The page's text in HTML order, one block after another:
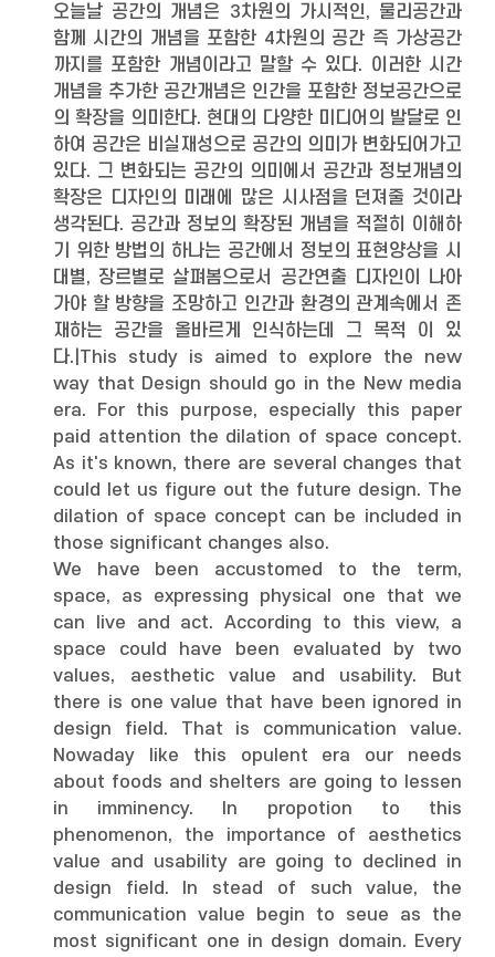
오늘날 공간의 개념은 3차원의 가시적인, 물리공간과
함께 시간의 개념을 포함한 4차원의 공간 즉 가상공간
까지를 포함한 개념이라고 말할 수 있다. 이러한 시간
개념을 추가한 공간개념은 인간을 포함한 정보공간으로
의 확장을 의미한다. 현대의 다양한 미디어의 발달로 인
하여 공간은 비실재성으로 공간의 의미가 변화되어가고
있다. 그 변화되는 공간의 의미에서 공간과 정보개념의
확장은 디자인의 미래에 많은 시사점을 던져줄 것이라
생각된다. 공간과 정보의 확장된 개념을 적절히 이해하
기 위한 방법의 하나는 공간에서 정보의 표현양상을 시
대별, 장르별로 살펴봄으로서 공간연출 디자인이 나아
가야 할 방향을 조망하고 인간과 환경의 관계속에서 존
재하는 공간을 올바르게 인식하는데 그 목적 이 있
다.|This study is aimed to explore the new
way that Design should go in the New media
era. For this purpose, especially this paper
paid attention the dilation of space concept.
As it's known, there are several changes that
could let us figure out the future design. The
dilation of space concept can be included in
those significant changes also.
We have been accustomed to the term,
space, as expressing physical one that we
can live and act. According to this view, a
space could have been evaluated by two
values, aesthetic value and usability. But
there is one value that have been ignored in
design field. That is communication value.
Nowaday like this opulent era our needs
about foods and shelters are going to lessen
in imminency. In propotion to this
phenomenon, the importance of aesthetics
value and usability are going to declined in
design field. In stead of such value, the
communication value begin to seue as the
most significant one in design domain. Every